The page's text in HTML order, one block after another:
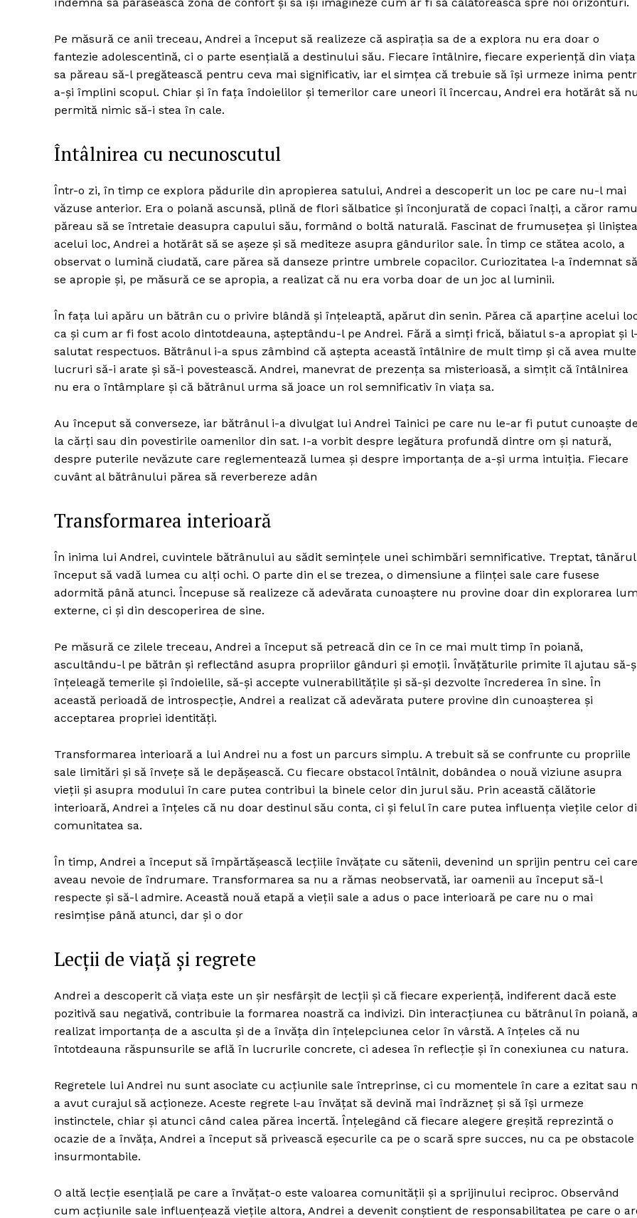
îndemna să părăsească zona de confort și să își imagineze cum ar fi să călătorească spre noi orizonturi.
Pe măsură ce anii treceau, Andrei a început să realizeze că aspirația sa de a explora nu era doar o
fantezie adolescentină, ci o parte esențială a destinului său. Fiecare întâlnire, fiecare experiență din viața
sa păreau să-l pregătească pentru ceva mai significativ, iar el simțea că trebuie să își urmeze inima
a-și împlini scopul. Chiar și în fața îndoielilor și temerilor care uneori îl încercau, Andrei era hotărât să nu
permită nimic să-i stea în cale.
Întâlnirea cu necunoscutul
Într-o zi, în timp ce explora pădurile din apropierea satului, Andrei a descoperit un loc pe care nu-l mai
văzuse anterior. Era o poiană ascunsă, plină de flori sălbatice și înconjurată de copaci înalți, a căror
păreau să se întretaie deasupra capului său, formând o boltă naturală. Fascinat de frumusețea și liniștea
acelui loc, Andrei a hotărât să se așeze și să mediteze asupra gândurilor sale. În timp ce stătea acolo, a
observat o lumină ciudată, care părea să danseze printre umbrele copacilor. Curiozitatea l-a îndemnat să
se apropie și, pe măsură ce se apropia, a realizat că nu era vorba doar de un joc al luminii.
În fața lui apăru un bătrân cu o privire blândă și înțeleaptă, apărut din senin. Părea că aparține acelui
ca și cum ar fi fost acolo dintotdeauna, așteptându-l pe Andrei. Fără a simți frică, băiatul s-a apropiat și
salutat respectuos. Bătrânul i-a spus zâmbind că aștepta această întâlnire de mult timp și că avea multe
lucruri să-i arate și să-i povestească. Andrei, manevrat de prezența sa misterioasă, a simțit că întâlnirea
nu era o întâmplare și că bătrânul urma să joace un rol semnificativ în viața sa.
Au început să converseze, iar bătrânul i-a divulgat lui Andrei Tainici pe care nu le-ar fi putut cunoaște de
la cărți sau din povestirile oamenilor din sat. I-a vorbit despre legătura profundă dintre om și natură,
despre puterile nevăzute care reglementează lumea și despre importanța de a-și urma intuiția. Fiecare
cuvânt al bătrânului părea să reverbereze adân
Transformarea interioară
În inima lui Andrei, cuvintele bătrânului au sădit semințele unei schimbări semnificative. Treptat,
început să vadă lumea cu alți ochi. O parte din el se trezea, o dimensiune a ființei sale care fusese
adormită până atunci. Începuse să realizeze că adevărata cunoaștere nu provine doar din explorarea
externe, ci și din descoperirea de sine.
Pe măsură ce zilele treceau, Andrei a început să petreacă din ce în ce mai mult timp în poiană,
ascultându-l pe bătrân și reflectând asupra propriilor gânduri și emoții. Învățăturile primite îl ajutau să-
înțeleagă temerile și îndoielile, să-și accepte vulnerabilitățile și să-și dezvolte încrederea în sine. În
această perioadă de introspecție, Andrei a realizat că adevărata putere provine din cunoașterea și
acceptarea propriei identități.
Transformarea interioară a lui Andrei nu a fost un parcurs simplu. A trebuit să se confrunte cu propriile
sale limitări și să învețe să le depășească. Cu fiecare obstacol întâlnit, dobândea o nouă viziune asupra
vieții și asupra modului în care putea contribui la binele celor din jurul său. Prin această călătorie
interioară, Andrei a înțeles că nu doar destinul său conta, ci și felul în care putea influența viețile celor
comunitatea sa.
În timp, Andrei a început să împărtășească lecțiile învățate cu sătenii, devenind un sprijin pentru cei care
aveau nevoie de îndrumare. Transformarea sa nu a rămas neobservată, iar oamenii au început să-l
respecte și să-l admire. Această nouă etapă a vieții sale a adus o pace interioară pe care nu o mai
resimțise până atunci, dar și o dor
Lecții de viață și regrete
Andrei a descoperit că viața este un șir nesfârșit de lecții și că fiecare experiență, indiferent dacă este
pozitivă sau negativă, contribuie la formarea noastră ca indivizi. Din interacțiunea cu bătrânul în poiană,
realizat importanța de a asculta și de a învăța din înțelepciunea celor în vârstă. A înțeles că nu
întotdeauna răspunsurile se află în lucrurile concrete, ci adesea în reflecție și în conexiunea cu natura.
Regretele lui Andrei nu sunt asociate cu acțiunile sale întreprinse, ci cu momentele în care a ezitat sau
a avut curajul să acționeze. Aceste regrete l-au învățat să devină mai îndrăzneț și să își urmeze
instinctele, chiar și atunci când calea părea incertă. Înțelegând că fiecare alegere greșită reprezintă o
ocazie de a învăța, Andrei a început să privească eșecurile ca pe o scară spre succes, nu ca pe obstacole
insurmontabile.
O altă lecție esențială pe care a învățat-o este valoarea comunității și a sprijinului reciproc. Observând
cum acțiunile sale influențează viețile altora, Andrei a devenit conștient de responsabilitatea pe care o